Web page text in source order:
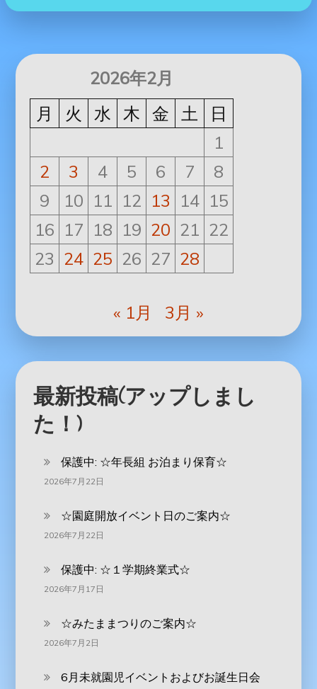
2026年2月
月
火 水 木 金 土
日
1
2
3 4 5 6 7
8
9
10 11 12 13 14 15
16 17 18 19 20 21 22
23 24 25 26 27 28
« 1月 3月 »
最新投稿(アップしまし
た！)
保護中: ‪☆年長組 お泊まり保育☆
2026年7月22日
☆園庭開放イベント日のご案内☆
2026年7月22日
保護中: ☆１学期終業式☆
2026年7月17日
☆みたままつりのご案内☆
2026年7月2日
6月未就園児イベントおよびお誕生日会